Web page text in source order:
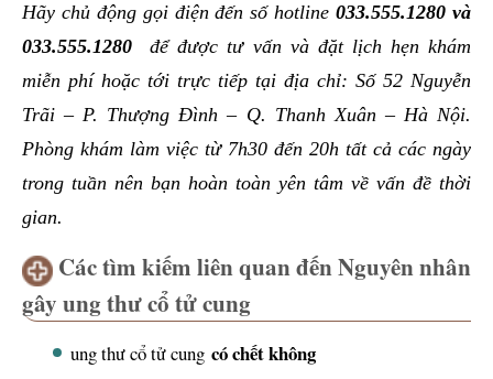
Hãy chủ động gọi điện đến số hotline033.555.1280 và
033.555.1280để được tư vấn và đặt lịch hẹn khám
miễn phí hoặc tới trực tiếp tại địa chỉ: Số 52 Nguyễn
Trãi – P. Thượng Đình – Q. Thanh Xuân – Hà Nội.
Phòng khám làm việc từ 7h30 đến 20h tất cả các ngày
trong tuần nên bạn hoàn toàn yên tâm về vấn đề thời
gian.
Các tìm kiếm liên quan đến Nguyên nhân
gây ung thư cổ tử cung
ung thư cổ tử cungcó chết không